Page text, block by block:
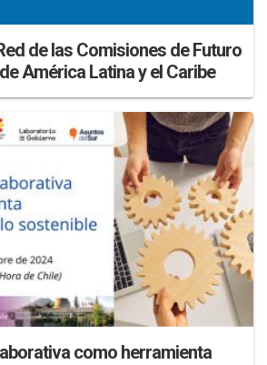
de las Comisiones de Futuro
América Latina y el Caribe
como herramienta